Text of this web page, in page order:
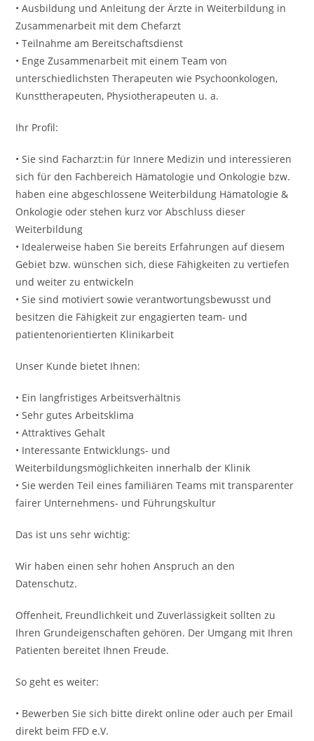
• Ausbildung und Anleitung der Ärzte in Weiterbildung in
Zusammenarbeit mit dem Chefarzt
• Teilnahme am Bereitschaftsdienst
• Enge Zusammenarbeit mit einem Team von
unterschiedlichsten Therapeuten wie Psycho­onkologen,
Kunsttherapeuten, Physiotherapeuten u. a.
Ihr Profil:
• Sie sind Facharzt:in für Innere Medizin und interessieren
sich für den Fachbereich Hämatologie und Onkologie bzw.
haben eine abgeschlossene Weiterbildung Hämatologie &
Onkologie oder stehen kurz vor Abschluss dieser
Weiterbildung
• Idealerweise haben Sie bereits Erfahrungen auf diesem
Gebiet bzw. wünschen sich, diese Fähigkeiten zu vertiefen
und weiter zu entwickeln
• Sie sind motiviert sowie verantwortungsbewusst und
besitzen die Fähigkeit zur engagierten team- und
patientenorientierten Klinikarbeit
Unser Kunde bietet Ihnen:
• Ein langfristiges Arbeitsverhältnis
• Sehr gutes Arbeitsklima
• Attraktives Gehalt
• Interessante Entwicklungs- und
Weiterbildungsmöglichkeiten innerhalb der Klinik
• Sie werden Teil eines familiären Teams mit transparenter
fairer Unternehmens- und Führungskultur
Das ist uns sehr wichtig:
Wir haben einen sehr hohen Anspruch an den
Datenschutz.
Offenheit, Freundlichkeit und Zuverlässigkeit sollten zu
Ihren Grundeigenschaften gehören. Der Umgang mit Ihren
Patienten bereitet Ihnen Freude.
So geht es weiter:
• Bewerben Sie sich bitte direkt online oder auch per Email
direkt beim FFD e.V.